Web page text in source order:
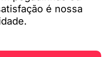
é nossa